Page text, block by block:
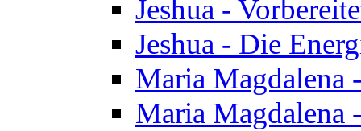
Jeshua -
Jeshua - Die
Maria Magdalena
Maria Magdalena